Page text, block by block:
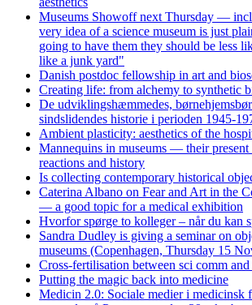
Museums Showoff next Thursday —
very idea of a science museum is just
going to have them they should be less
like a junk yard"
Danish postdoc fellowship in art and
Creating life: from alchemy to synthetic
De udviklingshæmmedes,
sindslidendes historie i perioden 1945-
Ambient plasticity: aesthetics of the
Mannequins in museums — their present
reactions and history
Is collecting contemporary historical
Caterina Albano on Fear and Art in the
— a good topic for a medical exhibition
Hvorfor spørge to kolleger – når du kan
Sandra Dudley is giving a seminar on
museums (Copenhagen, Thursday 15
Cross-fertilisation between sci comm and
Putting the magic back into medicine
Medicin 2.0: Sociale medier i medicinsk